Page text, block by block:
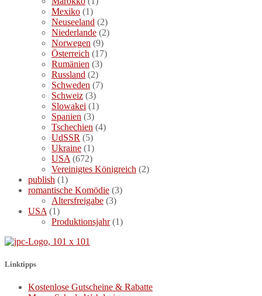
Mexiko (1)
Neuseeland (2)
Niederlande (2)
Norwegen (9)
Österreich (17)
Rumänien (3)
Russland (2)
Schweden (7)
Schweiz (3)
Slowakei (1)
Spanien (3)
Tschechien (4)
UdSSR (5)
Ukraine (1)
USA (672)
Vereinigtes Königreich (2)
publish (1)
romantische Komödie (3)
Altersfreigabe (3)
USA (1)
Produktionsjahr(1)
Linktipps
Kostenlose Gutscheine & Rabatte